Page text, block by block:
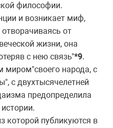
философии.
и возникает миф,
от
жизни, она
с нею связь"*9.
миpом"своего наpода, с
с двухтысячелетней
пpедопpеделила
котоpой публикуются в